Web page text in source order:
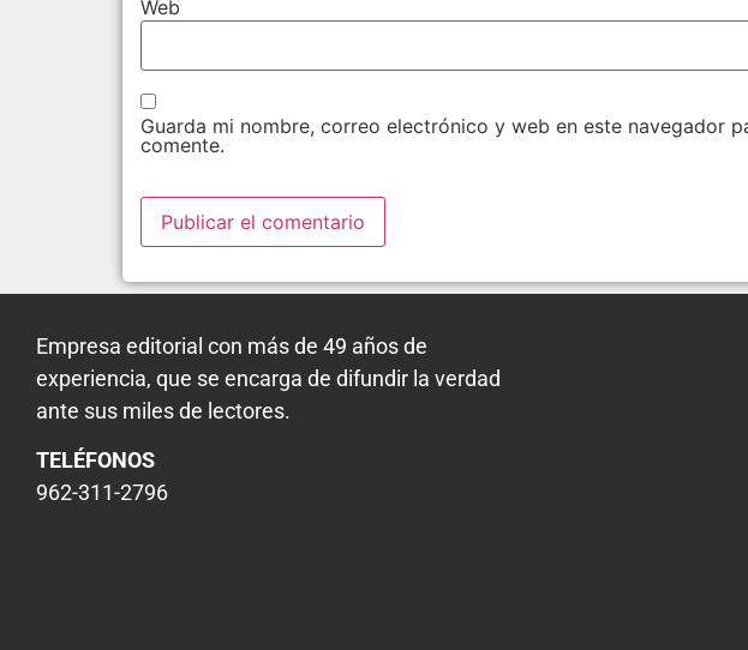
Web
Guarda mi nombre, correo electrónico y web en este navegador
comente.
Empresa editorial con más de 49 años de
experiencia, que se encarga de difundir la verdad
ante sus miles de lectores.
TELÉFONOS
962-311-2796